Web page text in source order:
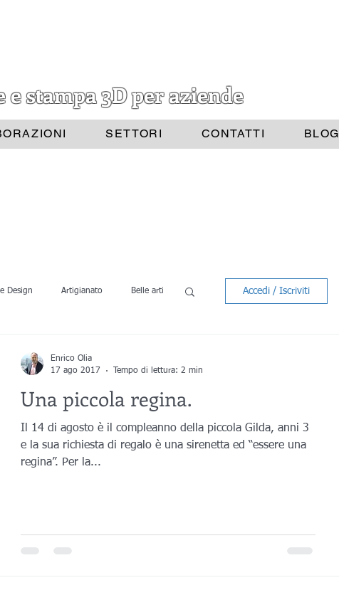
stampa 3D per aziende
SETTORI CONTATTI BLOG
Design Artigianato Belle arti
Scansioni 3D Belle Arti
Accedi / Iscriviti
Una piccola regina.
Il 14 di agosto è il compleanno della piccola Gilda, anni 3
e la sua richiesta di regalo è una sirenetta ed “essere una
regina”. Per la...
Enrico Olia
17 ago 2017
Tempo di lettura: 2 min